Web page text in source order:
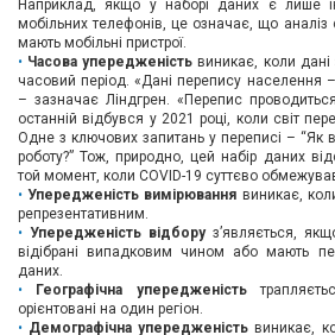
Наприклад, якщо у наборі даних є лише
мобільних телефонів, це означає, що аналіз
мають мобільні пристрої.
Часова упередженість виникає, коли дані
часовий період. «Дані перепису населення
– зазначає Ліндгрен. «Перепис
останній відбувся у 2021 році, коли світ
Одне з ключових запитань у переписі – “Як
роботу?” Тож, природно, цей набір даних
той момент, коли COVID-19 суттєво
Упередженість вимірювання виникає,
репрезентативним.
Упередженість відборуз’являється,
відібрані випадковим чином або мають
даних.
Географічна упередженість
орієнтовані на один регіон.
Демографічна упередженістьвиникає,